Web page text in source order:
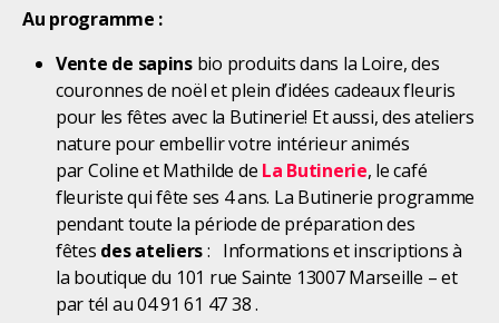
Au programme :
Vente de sapins bio produits dans la Loire, des
couronnes de noël et plein d’idées cadeaux fleuris
pour les fêtes avec la Butinerie! Et aussi, des ateliers
nature pour embellir votre intérieur animés
par Coline et Mathilde de La Butinerie, le café
fleuriste qui fête ses 4 ans. La Butinerie programme
pendant toute la période de préparation des
fêtes des ateliers: Informations et inscriptions à
la boutique du 101 rue Sainte 13007 Marseille – et
par tél au 04 91 61 47 38 .